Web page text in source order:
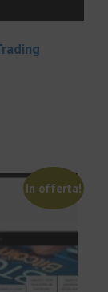
In offerta!